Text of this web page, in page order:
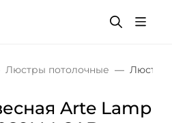
Люстры потолочные Люстра
Arte Lamp